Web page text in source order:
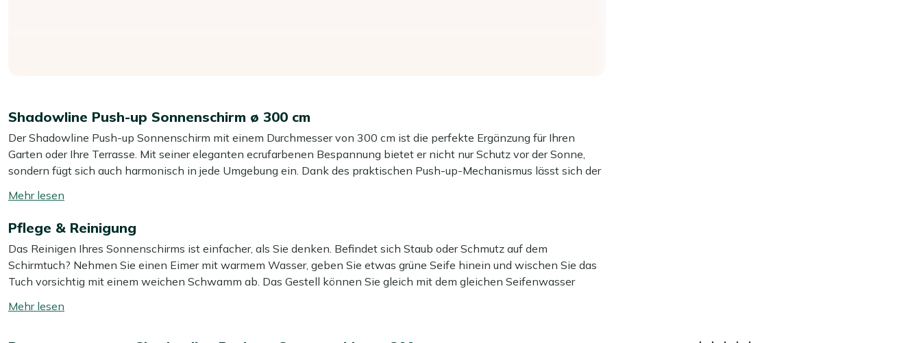
Shadowline Push-up Sonnenschirm ø 300 cm
Der Shadowline Push-up Sonnenschirm mit einem Durchmesser von 300 cm ist die perfekte Ergänzung für Ihren
Garten oder Ihre Terrasse. Mit seiner eleganten ecrufarbenen Bespannung bietet er nicht nur Schutz vor der Sonne,
sondern fügt sich auch harmonisch in jede Umgebung ein. Dank des praktischen Push-up-Mechanismus lässt sich der
diesem stilvollen Schattenspender sitzen.
Eigenschaften
Bietet angenehmen Schatten für 4 bis 6 Sitzplätze: Ideal für sommerliche Abendessen oder gesellige Runden
im Garten.
die Höhe, die Ihnen angenehm ist – ganz ohne feste Stufen oder Klicksysteme. Super einfach und super praktisch!
umschalten
Pflege & Reinigung
Das Reinigen Ihres Sonnenschirms ist einfacher, als Sie denken. Befindet sich Staub oder Schmutz auf dem
Schirmtuch? Nehmen Sie einen Eimer mit warmem Wasser, geben Sie etwas grüne Seife hinein und wischen Sie das
Tuch vorsichtig mit einem weichen Schwamm ab. Das Gestell können Sie gleich mit dem gleichen Seifenwasser